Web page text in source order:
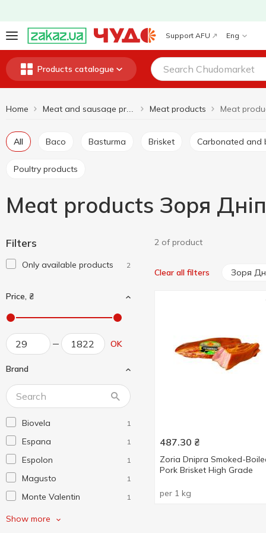
Support AFU Eng
Products catalogue
Home Meat products
All Baco Basturma Brisket Carbonated and
Poultry products
Meat products Зоря
Filters
Only available products 2
Price, ₴
OK
Brand
Biovela 1
Espana 1
Espolon 1
Magusto 1
Monte Valentin 1
Monvervi
Show more
2 of product
Clear all filters Зоря
487.30 ₴
Zoria Dnipra Smoked-
Pork Brisket High Grade
per 1 kg